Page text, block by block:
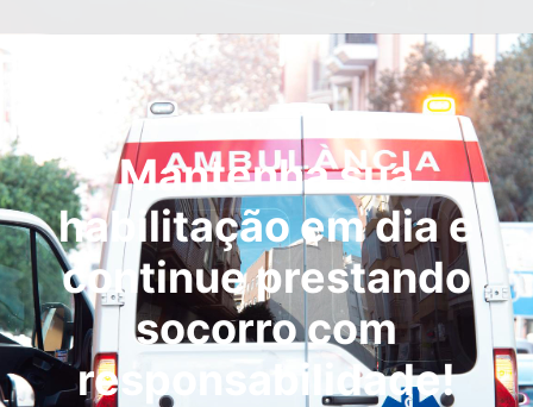
Mantenha sua
habilitação em dia e
continue prestando
socorro com
responsabilidade!